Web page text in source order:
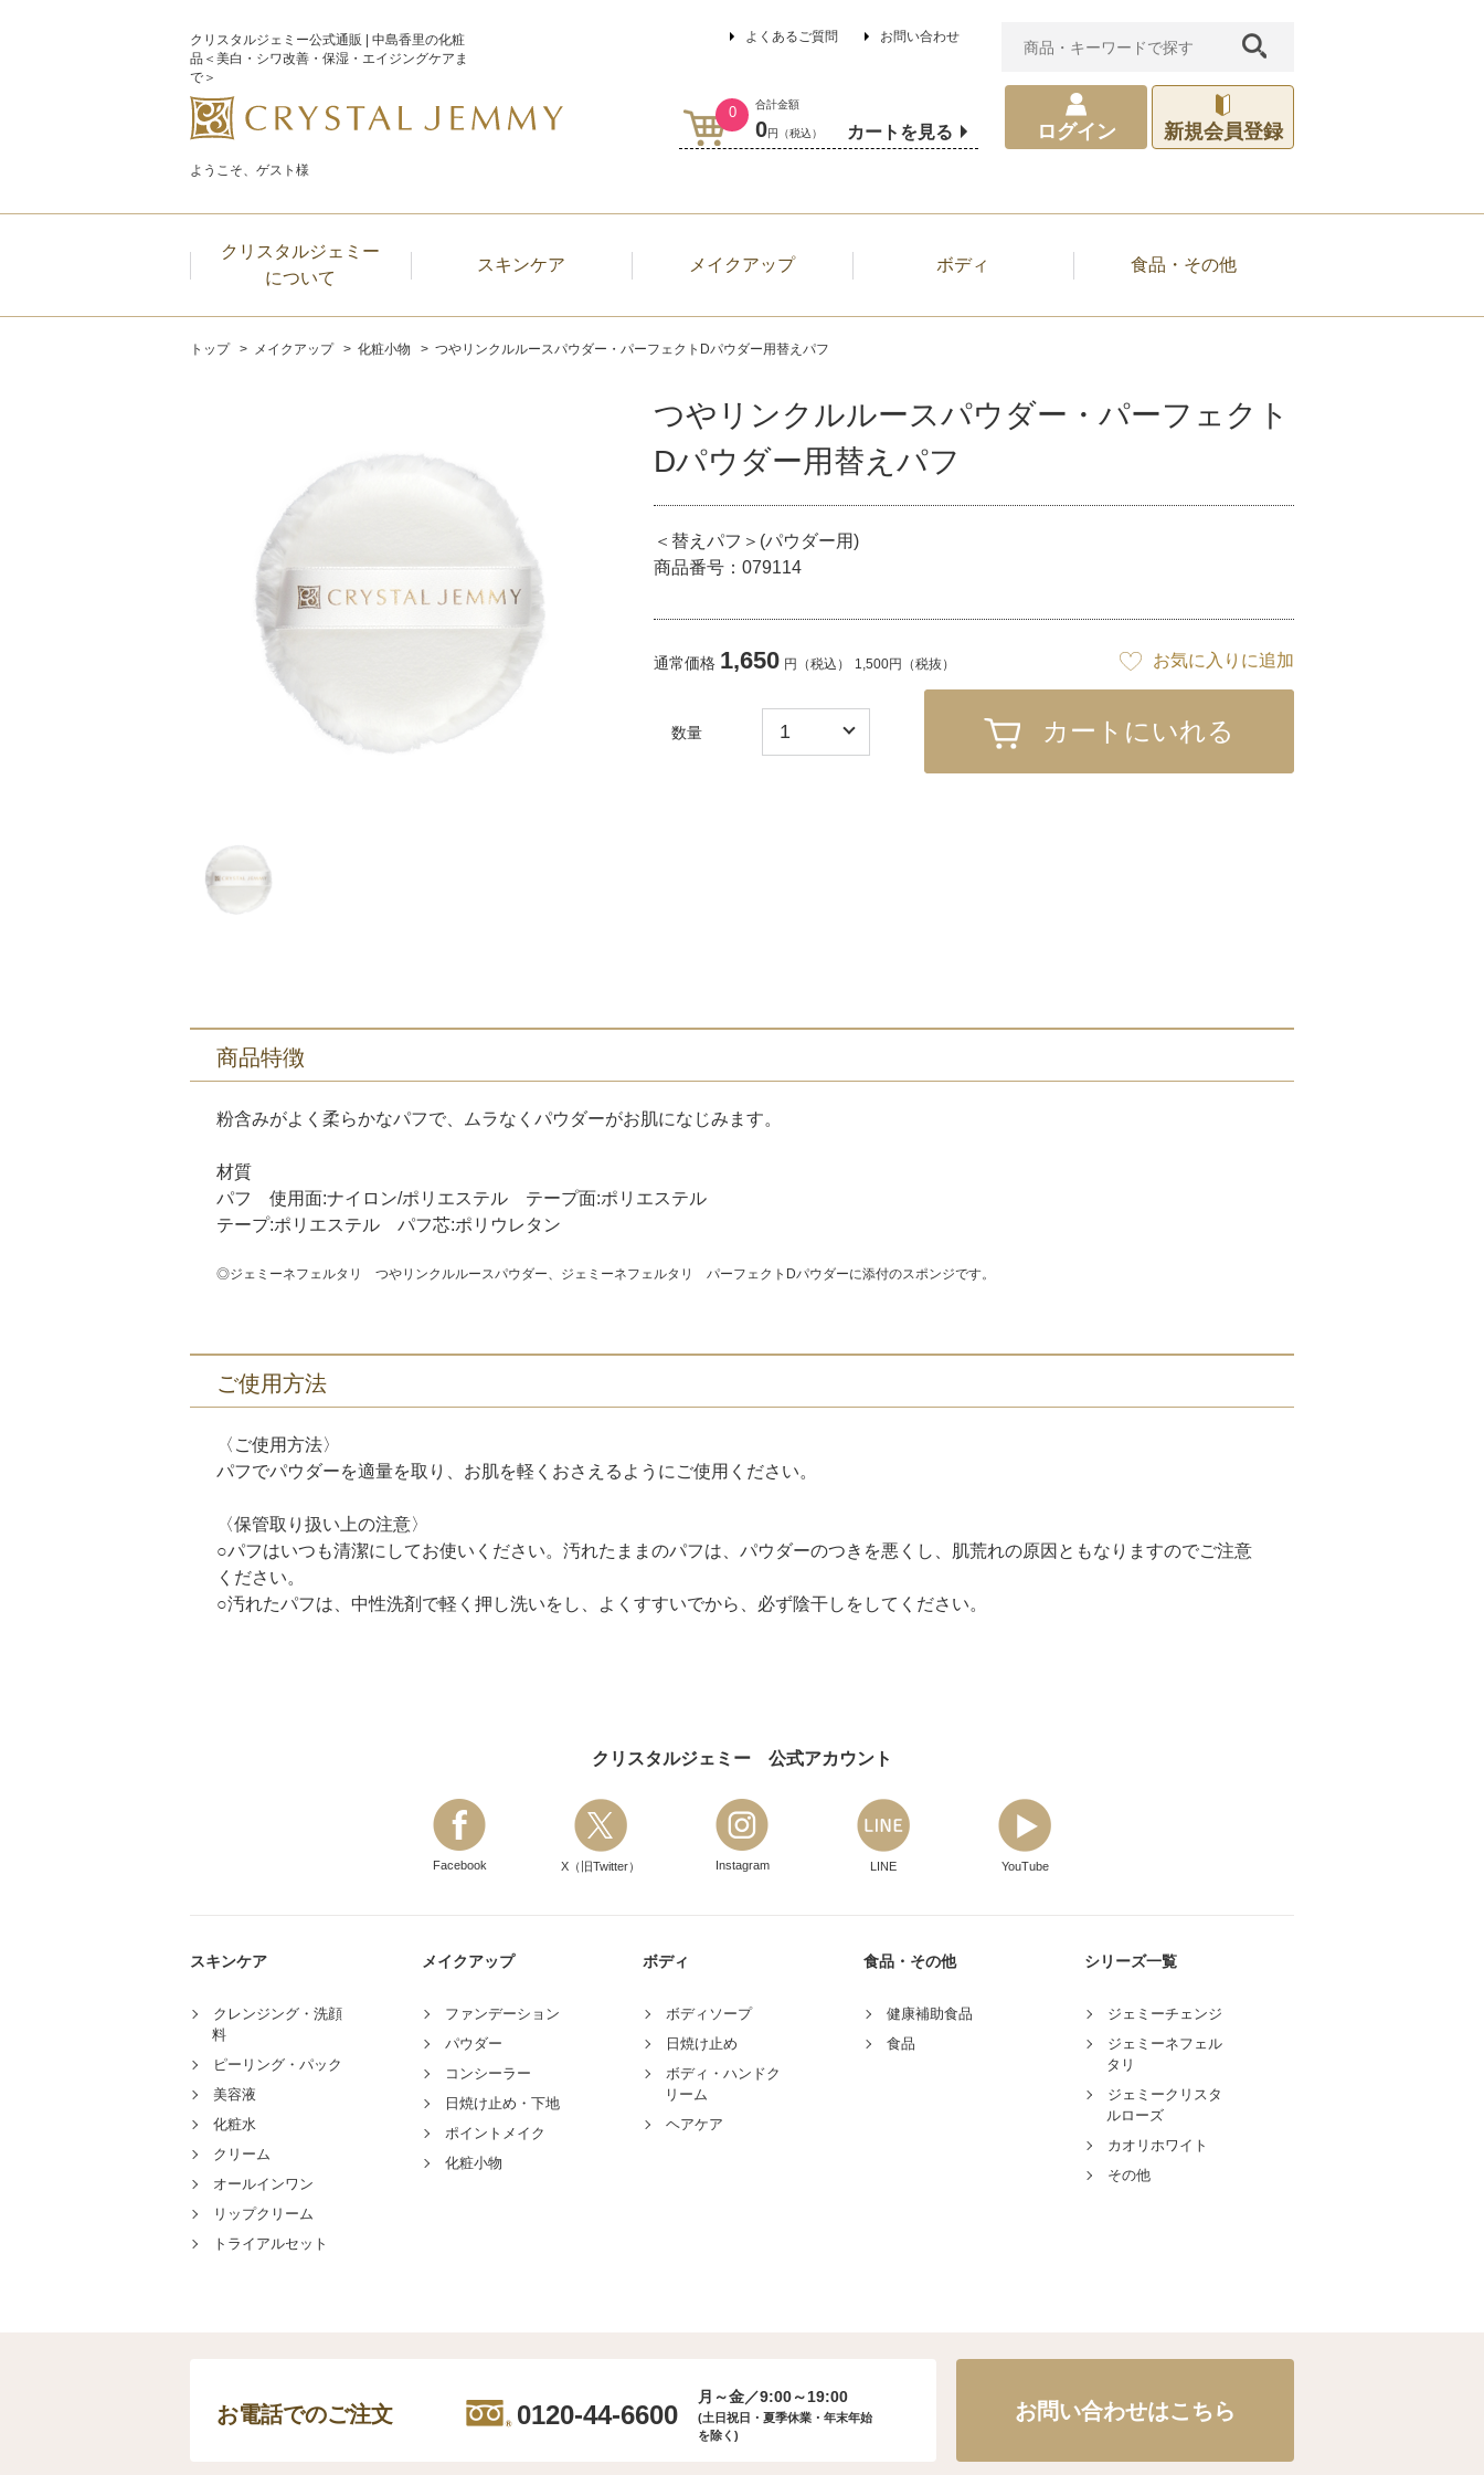
クリスタルジェミー公式通販 | 中島香里の化粧
品＜美白・シワ改善・保湿・エイジングケアま
で＞
ようこそ、ゲスト様
よくあるご質問 お問い合わせ
0 合計金額
0円（税込） カートを見る ログイン 新規会員登録
クリスタルジェミー
について
スキンケア メイクアップ ボディ 食品・その他
トップ メイクアップ 化粧小物 つやリンクルルースパウダー・パーフェクトDパウダー用替えパフ
つやリンクルルースパウダー・パーフェクト
Dパウダー用替えパフ
＜替えパフ＞(パウダー用)
商品番号：079114
通常価格 1,650 円 （税込） 1,500円（税抜） お気に入りに追加
数量 カートにいれる
商品特徴
粉含みがよく柔らかなパフで、ムラなくパウダーがお肌になじみます。
材質
パフ 使用面:ナイロン/ポリエステル テープ面:ポリエステル
テープ:ポリエステル パフ芯:ポリウレタン
◎ジェミーネフェルタリ つやリンクルルースパウダー、ジェミーネフェルタリ パーフェクトDパウダーに添付のスポンジです。
ご使用方法
〈ご使用方法〉
パフでパウダーを適量を取り、お肌を軽くおさえるようにご使用ください。
〈保管取り扱い上の注意〉
○パフはいつも清潔にしてお使いください。汚れたままのパフは、パウダーのつきを悪くし、肌荒れの原因ともなりますのでご注意
ください。
○汚れたパフは、中性洗剤で軽く押し洗いをし、よくすすいでから、必ず陰干しをしてください。
クリスタルジェミー 公式アカウント
Facebook X（旧Twitter） Instagram LINE YouTube
スキンケア
クレンジング・洗顔
料
ピーリング・パック
美容液
化粧水
クリーム
オールインワン
リップクリーム
トライアルセット
メイクアップ
ファンデーション
パウダー
コンシーラー
日焼け止め・下地
ポイントメイク
化粧小物
ボディ
ボディソープ
日焼け止め
ボディ・ハンドク
リーム
ヘアケア
食品・その他
健康補助食品
食品
シリーズ一覧
ジェミーチェンジ
ジェミーネフェル
タリ
ジェミークリスタ
ルローズ
カオリホワイト
その他
お電話でのご注文 0120-44-6600
月～金／9:00～19:00
(土日祝日・夏季休業・年末年始
を除く)
お問い合わせはこちら